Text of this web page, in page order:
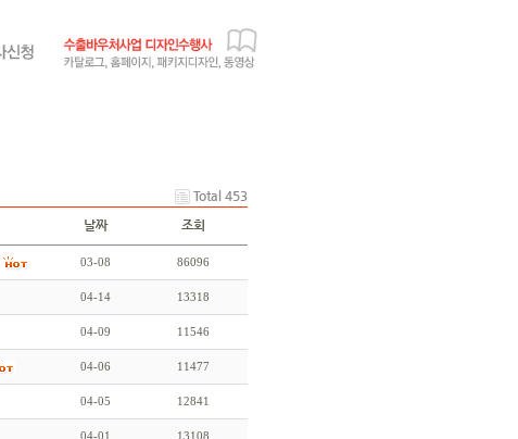
Total 453
날짜 조회
03-08 86096
04-14 13318
04-09 11546
04-06 11477
04-05 12841
04-01 13108